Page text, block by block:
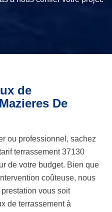
de
De
ou professionnel, sachez
terrassement 37130
de votre budget. Bien que
coûteuse, nous
vous soit
de terrassement à